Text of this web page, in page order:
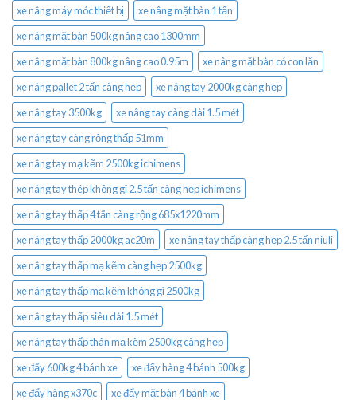
xe nâng máy móc thiết bị
xe nâng mặt bàn 1 tấn
xe nâng mặt bàn 500kg nâng cao 1300mm
xe nâng mặt bàn 800kg nâng cao 0.95m
xe nâng mặt bàn có con lăn
xe nâng pallet 2 tấn càng hẹp
xe nâng tay 2000kg càng hẹp
xe nâng tay 3500kg
xe nâng tay càng dài 1.5 mét
xe nâng tay càng rộng thấp 51mm
xe nâng tay mạ kẽm 2500kg ichimens
xe nâng tay thép không gỉ 2.5 tấn càng hẹp ichimens
xe nâng tay thấp 4 tấn càng rộng 685x1220mm
xe nâng tay thấp 2000kg ac20m
xe nâng tay thấp càng hẹp 2.5 tấn niuli
xe nâng tay thấp mạ kẽm càng hẹp 2500kg
xe nâng tay thấp mạ kẽm không gỉ 2500kg
xe nâng tay thấp siêu dài 1.5 mét
xe nâng tay thấp thân mạ kẽm 2500kg càng hẹp
xe đẩy 600kg 4 bánh xe
xe đẩy hàng 4 bánh 500kg
xe đẩy hàng x370c
xe đẩy mặt bàn 4 bánh xe